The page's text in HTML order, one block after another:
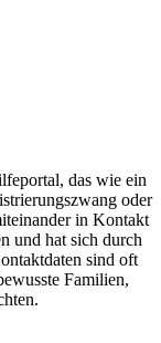
das wie ein
oder
in Kontakt
und hat sich durch
sind oft
Familien,